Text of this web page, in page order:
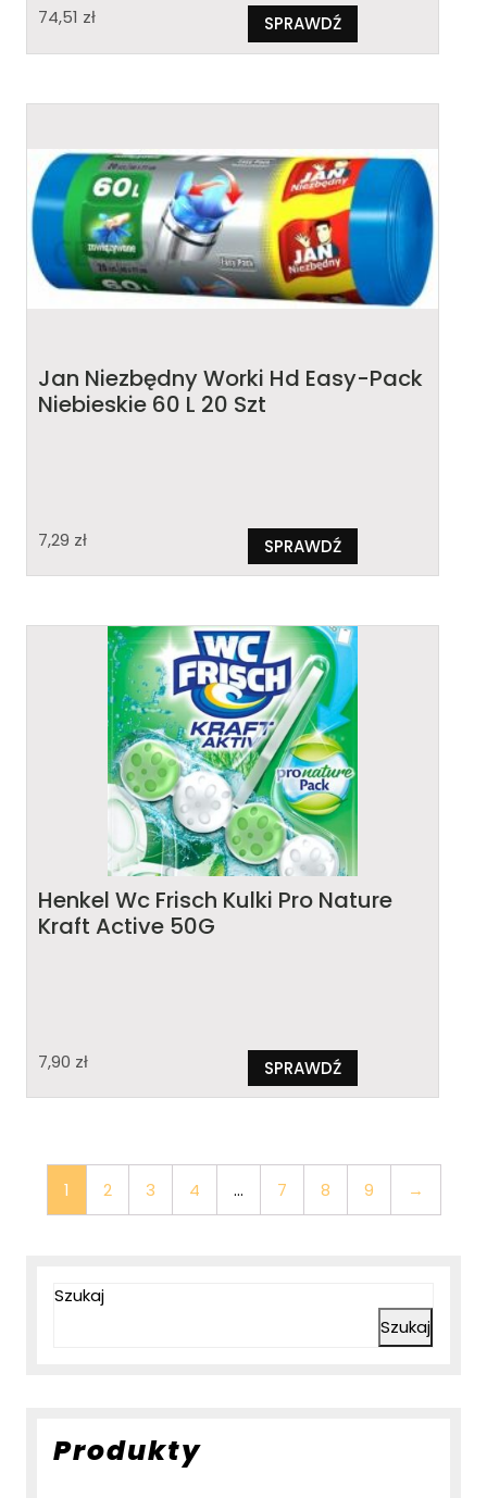
74,51 zł SPRAWDŹ
Jan Niezbędny Worki Hd Easy-Pack
Niebieskie 60 L 20 Szt
7,29 zł SPRAWDŹ
Henkel Wc Frisch Kulki Pro Nature
Kraft Active 50G
7,90 zł SPRAWDŹ
1 2 3 4 … 7 8 9 →
Szukaj
Szukaj
Produkty